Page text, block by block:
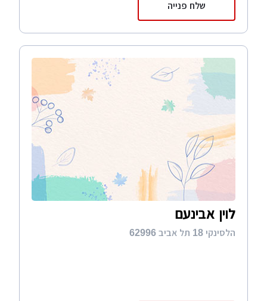
שלח פנייה
לוין אבינעם
הלסינקי 18 תל אביב 62996